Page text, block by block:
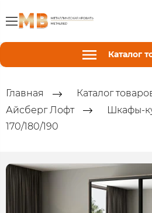
Каталог
Главная Каталог
Айсберг Лофт
Шкафы-
170/180/190